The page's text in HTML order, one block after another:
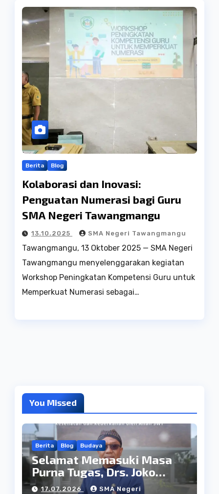
Berita Blog
Kolaborasi dan Inovasi:
Penguatan Numerasi bagi Guru
SMA Negeri Tawangmangu
13.10.2025 SMA Negeri Tawangmangu
Tawangmangu, 13 Oktober 2025 — SMA Negeri
Tawangmangu menyelenggarakan kegiatan
Workshop Peningkatan Kompetensi Guru untuk
Memperkuat Numerasi sebagai…
You Missed
Berita Blog Budaya
Selamat Memasuki Masa
Purna Tugas, Drs. Joko
Wiranto: Dedikasi yang
17.07.2026 SMA Negeri